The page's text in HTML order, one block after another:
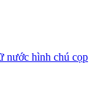
nước hình chú cọp